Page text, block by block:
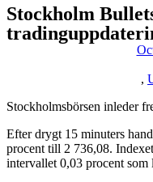
Stockholm
,
Stockholmsbörsen inleder
Efter drygt 15 minuters
procent till 2 736,08.
intervallet 0,03 procent som